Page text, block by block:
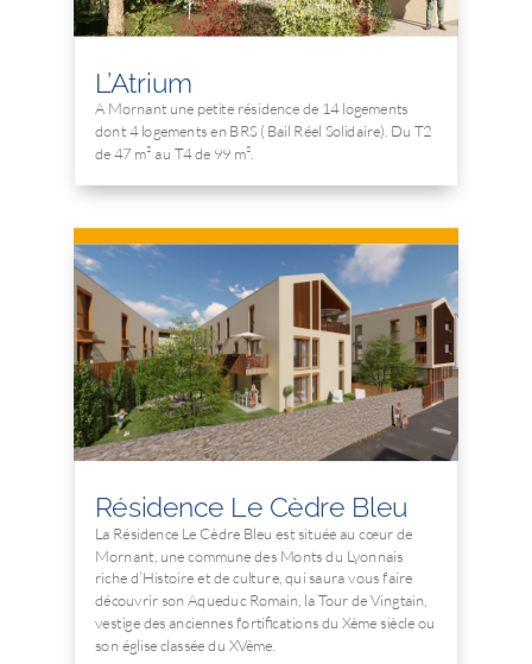
L’Atrium
A Mornant une petite résidence de 14 logements
dont 4 logements en BRS ( Bail Réel Solidaire). Du T2
de 47 m² au T4 de 99 m².
Résidence Le Cèdre Bleu
La Résidence Le Cèdre Bleu est située au cœur de
Mornant, une commune des Monts du Lyonnais
riche d’Histoire et de culture, qui saura vous faire
découvrir son Aqueduc Romain, la Tour de Vingtain,
vestige des anciennes fortifications du Xème siècle ou
son église classée du XVème.